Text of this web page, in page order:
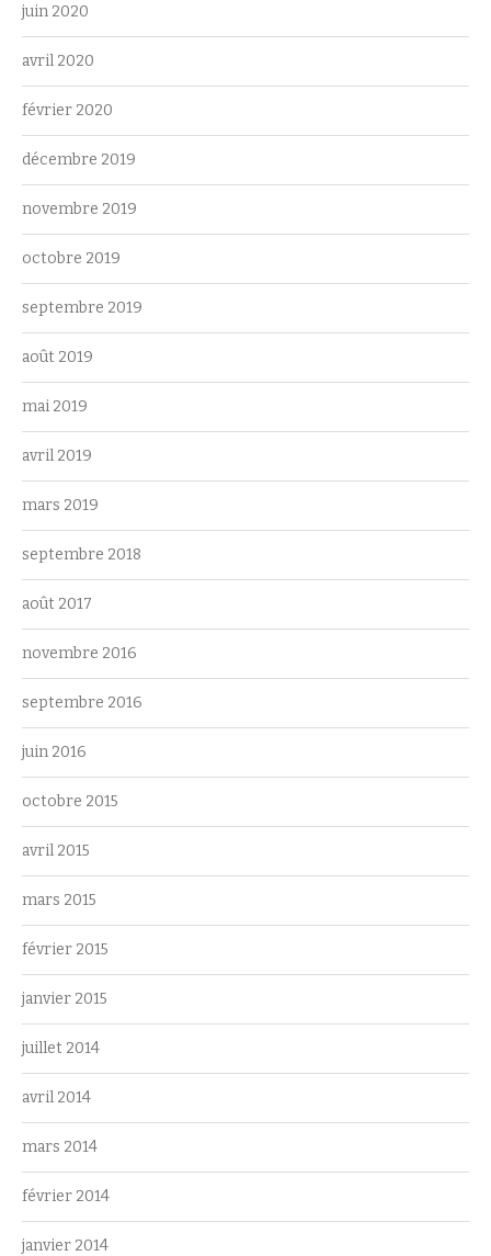
juin 2020
avril 2020
février 2020
décembre 2019
novembre 2019
octobre 2019
septembre 2019
août 2019
mai 2019
avril 2019
mars 2019
septembre 2018
août 2017
novembre 2016
septembre 2016
juin 2016
octobre 2015
avril 2015
mars 2015
février 2015
janvier 2015
juillet 2014
avril 2014
mars 2014
février 2014
janvier 2014